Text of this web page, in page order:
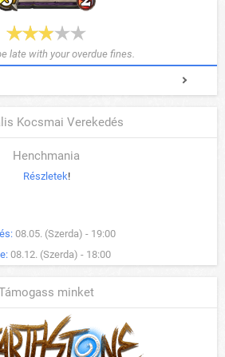
late with your overdue fines.
Kocsmai Verekedés
Henchmania
Részletek!
08.05. (Szerda) - 19:00
08.12. (Szerda) - 18:00
minket